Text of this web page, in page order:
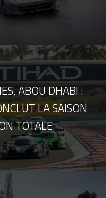
ABOU DHABI :
LA SAISON
TOTALE.